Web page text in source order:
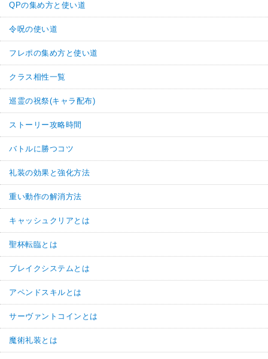
QPの集め方と使い道
令呪の使い道
フレポの集め方と使い道
クラス相性一覧
巡霊の祝祭(キャラ配布)
ストーリー攻略時間
バトルに勝つコツ
礼装の効果と強化方法
重い動作の解消方法
キャッシュクリアとは
聖杯転臨とは
ブレイクシステムとは
アペンドスキルとは
サーヴァントコインとは
魔術礼装とは